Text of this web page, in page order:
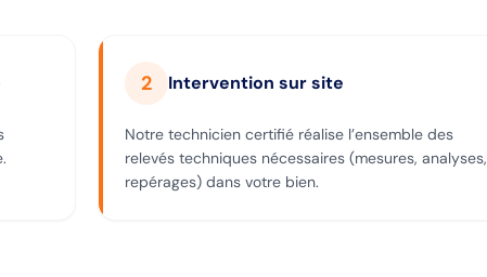
2 Intervention sur site
Notre technicien certifié réalise l’ensemble des
relevés techniques nécessaires (mesures, analyses,
repérages) dans votre bien.